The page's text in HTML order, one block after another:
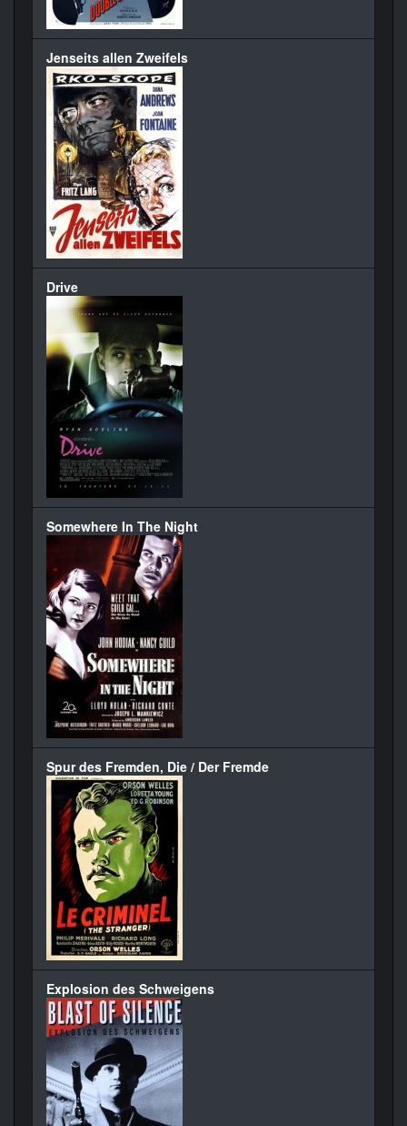
Jenseits allen Zweifels
Drive
Somewhere In The Night
Spur des Fremden, Die / Der Fremde
Explosion des Schweigens